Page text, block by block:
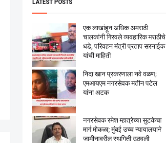
LATEST POSTS
एक लाखांहून अधिक अमराठी
चालकांनी गिरवले व्यवहारिक मराठीचे
धडे, परिवहन मंत्री प्रताप सरनाईक
यांची माहिती
निदा खान प्रकरणाला नवे वळण;
एमआयएम नगरसेवक मतीन पटेल
यांना अटक
नगरसेवक रमेश म्हात्रेच्या सुटकेचा
मार्ग मोकळा; मुंबई उच्च न्यायालयाने
जामीनावरील स्थगिती उठवली